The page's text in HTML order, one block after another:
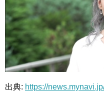
出典: https://